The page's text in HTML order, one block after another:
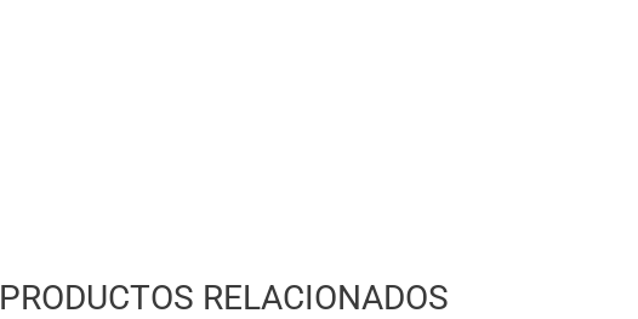
PRODUCTOS RELACIONADOS